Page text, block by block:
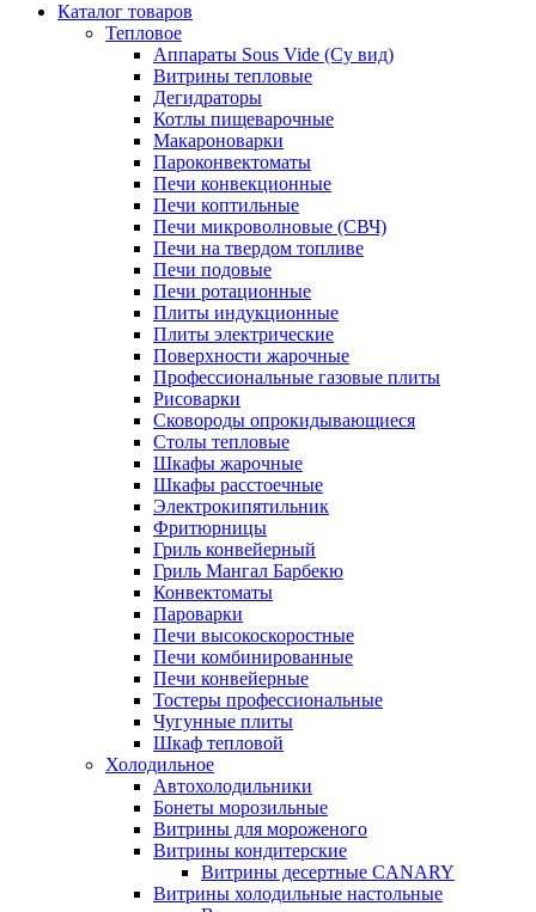
Каталог товаров
Тепловое
Аппараты Sous Vide (Су вид)
Витрины тепловые
Дегидраторы
Котлы пищеварочные
Макароноварки
Пароконвектоматы
Печи конвекционные
Печи коптильные
Печи микроволновые (СВЧ)
Печи на твердом топливе
Печи подовые
Печи ротационные
Плиты индукционные
Плиты электрические
Поверхности жарочные
Профессиональные газовые плиты
Рисоварки
Сковороды опрокидывающиеся
Столы тепловые
Шкафы жарочные
Шкафы расстоечные
Электрокипятильник
Фритюрницы
Гриль конвейерный
Гриль Мангал Барбекю
Конвектоматы
Пароварки
Печи высокоскоростные
Печи комбинированные
Печи конвейерные
Тостеры профессиональные
Чугунные плиты
Шкаф тепловой
Холодильное
Автохолодильники
Бонеты морозильные
Витрины для мороженого
Витрины кондитерские
Витрины десертные CANARY
Витрины холодильные настольные